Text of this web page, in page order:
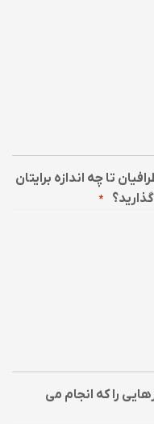
تا چه اندازه برایتان
*
را که انجام می